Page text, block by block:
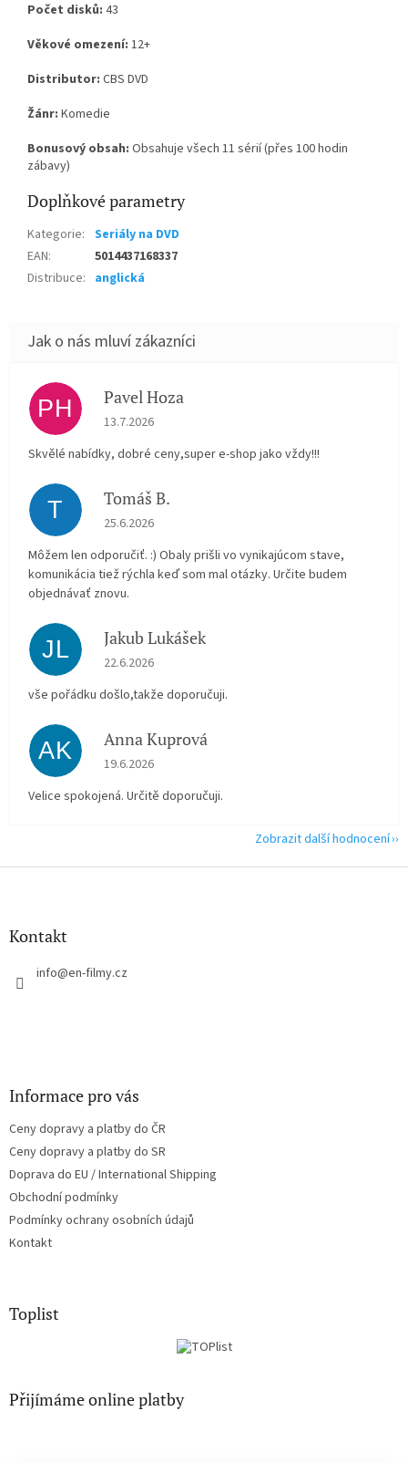
Počet disků: 43
Věkové omezení: 12+
Distributor: CBS DVD
Žánr: Komedie
Bonusový obsah: Obsahuje všech 11 sérií (přes 100 hodin
zábavy)
Doplňkové parametry
Kategorie: Seriály na DVD
EAN:
5014437168337
Distribuce: anglická
PH Pavel Hoza
Hodnocení obchodu je 5 z 5 hvězdiček.
13.7.2026
Skvělé nabídky, dobré ceny,super e-shop jako vždy!!!
T Tomáš B.
Hodnocení obchodu je 5 z 5 hvězdiček.
25.6.2026
Môžem len odporučiť. :) Obaly prišli vo vynikajúcom stave,
komunikácia tiež rýchla keď som mal otázky. Určite budem
objednávať znovu.
JL Jakub Lukášek
Hodnocení obchodu je 5 z 5 hvězdiček.
22.6.2026
vše pořádku došlo,takže doporučuji.
AK Anna Kuprová
Hodnocení obchodu je 5 z 5 hvězdiček.
19.6.2026
Velice spokojená. Určitě doporučuji.
Zobrazit další hodnocení
Z
Kontakt
info@en-filmy.cz
Informace pro vás
Ceny dopravy a platby do ČR
Ceny dopravy a platby do SR
Doprava do EU / International Shipping
Obchodní podmínky
Podmínky ochrany osobních údajů
Kontakt
Toplist
Přijímáme online platby